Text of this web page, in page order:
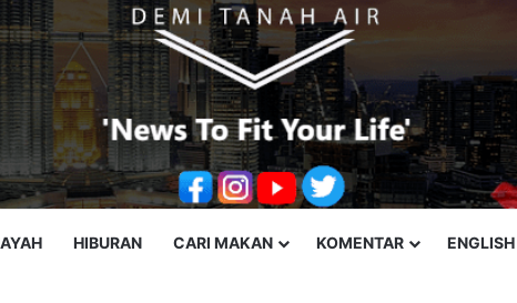
HIBURAN CARI MAKAN KOMENTAR